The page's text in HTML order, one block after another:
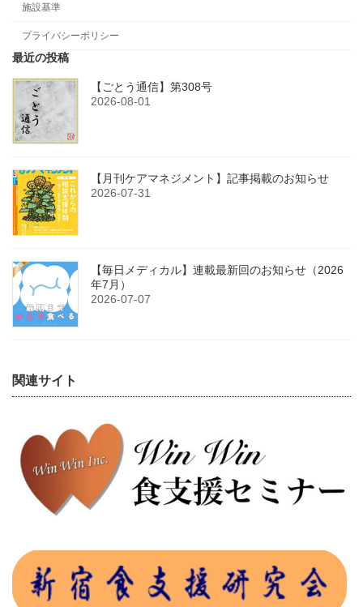
施設基準
プライバシーポリシー
最近の投稿
【ごとう通信】第308号
2026-08-01
【月刊ケアマネジメント】記事掲載のお知らせ
2026-07-31
【毎日メディカル】連載最新回のお知らせ（2026
年7月）
2026-07-07
関連サイト